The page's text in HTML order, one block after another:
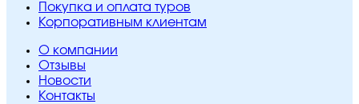
Покупка и оплата туров
Корпоративным клиентам
O компании
Отзывы
Новости
Контакты